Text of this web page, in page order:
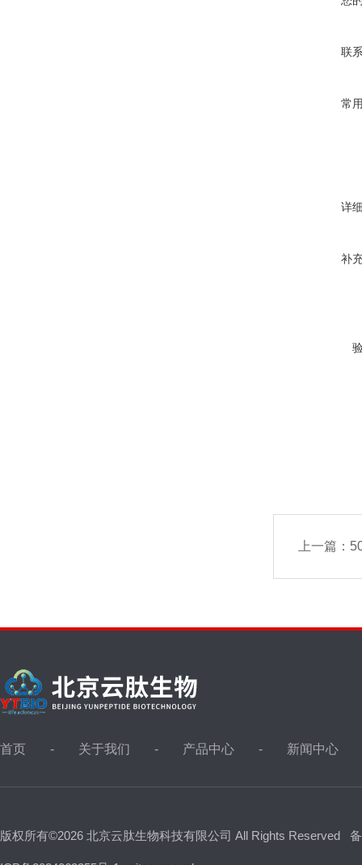
联
常
详
补
上一篇：
首页 关于我们 产品中心 新闻中心
版权所有©2026 北京云肽生物科技有限公司 All Rights Reserved